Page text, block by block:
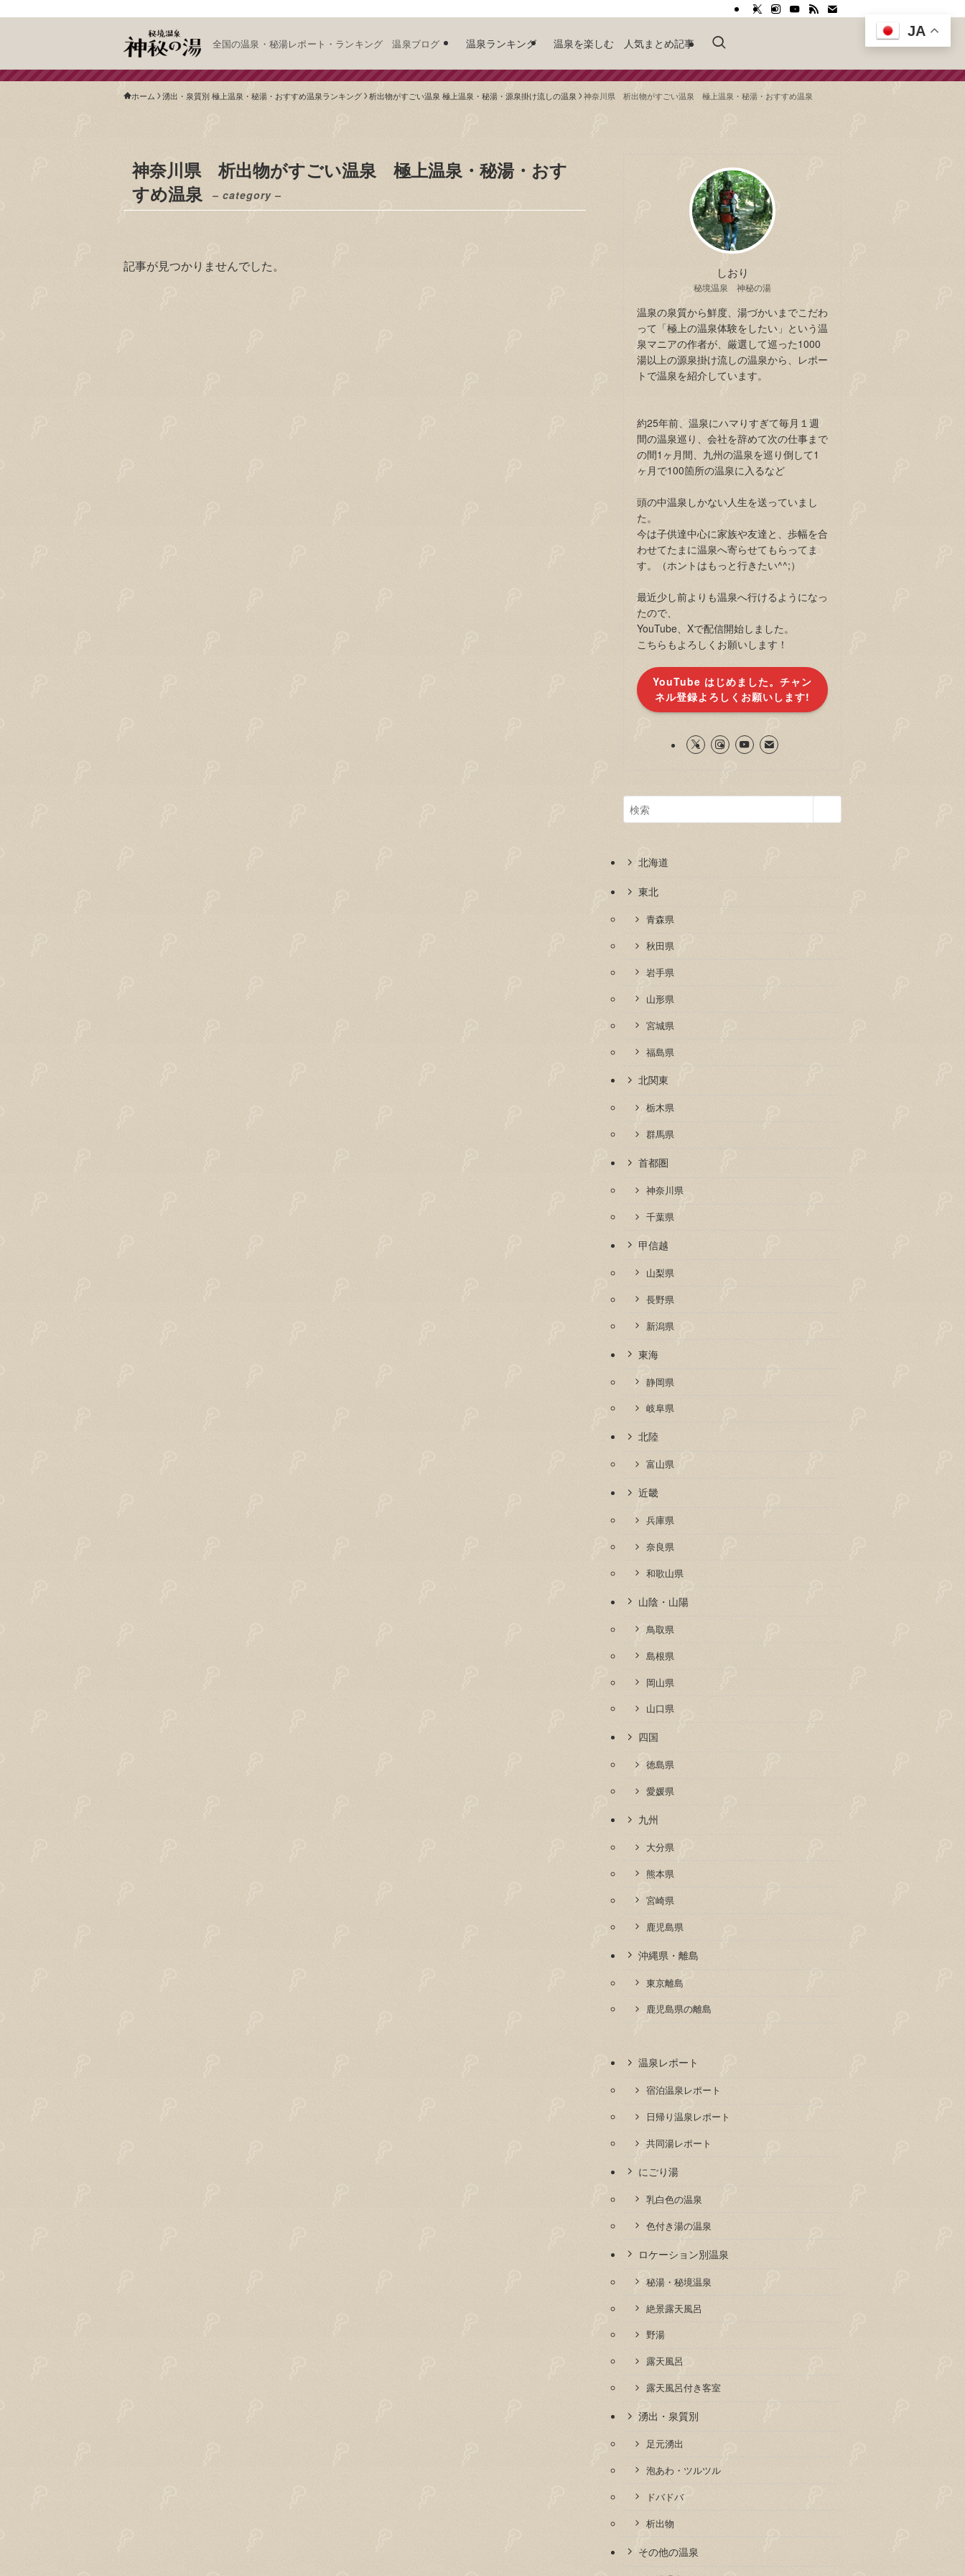
全国の温泉・秘湯レポート・ランキング 温泉ブログ 温泉ランキング 温泉を楽しむ 人気まとめ記事
ホーム 湧出・泉質別 極上温泉・秘湯・おすすめ温泉ランキング 析出物がすごい温泉 極上温泉・秘湯・源泉掛け流しの温泉 神奈川県 析出物がすごい温泉 極上温泉・秘湯・おすすめ温泉
神奈川県 析出物がすごい温泉 極上温泉・秘湯・おす
すめ温泉
– category –
記事が見つかりませんでした。 しおり
秘境温泉 神秘の湯
温泉の泉質から鮮度、湯づかいまでこだわ
って「極上の温泉体験をしたい」という温
泉マニアの作者が、厳選して巡った1000
湯以上の源泉掛け流しの温泉から、レポー
トで温泉を紹介しています。
約25年前、温泉にハマりすぎて毎月１週
間の温泉巡り、会社を辞めて次の仕事まで
の間1ヶ月間、九州の温泉を巡り倒して1
ヶ月で100箇所の温泉に入るなど
頭の中温泉しかない人生を送っていまし
た。
今は子供達中心に家族や友達と、歩幅を合
わせてたまに温泉へ寄らせてもらってま
す。（ホントはもっと行きたい^^;）
最近少し前よりも温泉へ行けるようになっ
たので、
YouTube、Xで配信開始しました。
こちらもよろしくお願いします！
YouTube はじめました。チャン
ネル登録よろしくお願いします!
北海道
東北
青森県
秋田県
岩手県
山形県
宮城県
福島県
北関東
栃木県
群馬県
首都圏
神奈川県
千葉県
甲信越
山梨県
長野県
新潟県
東海
静岡県
岐阜県
北陸
富山県
近畿
兵庫県
奈良県
和歌山県
山陰・山陽
鳥取県
島根県
岡山県
山口県
四国
徳島県
愛媛県
九州
大分県
熊本県
宮崎県
鹿児島県
沖縄県・離島
東京離島
鹿児島県の離島
温泉レポート
宿泊温泉レポート
日帰り温泉レポート
共同湯レポート
にごり湯
乳白色の温泉
色付き湯の温泉
ロケーション別温泉
秘湯・秘境温泉
絶景露天風呂
野湯
露天風呂
露天風呂付き客室
湧出・泉質別
足元湧出
泡あわ・ツルツル
ドバドバ
析出物
その他の温泉
JA